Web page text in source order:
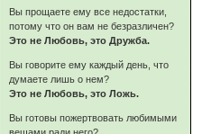
Вы прощаете ему все недостатки,
потому что он вам не безразличен?
Это не Любовь, это Дружба.
Вы говорите ему каждый день, что
думаете лишь о нем?
Это не Любовь, это Ложь.
Вы готовы пожертвовать любимыми